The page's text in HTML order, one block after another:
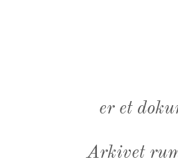
er et
Arkivet